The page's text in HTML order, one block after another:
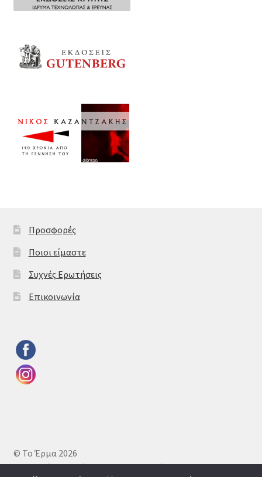
Προσφορές
Ποιοι είμαστε
Συχνές Ερωτήσεις
Επικοινωνία
© Το Έρμα 2026
Πολιτική απορρήτου
Δημιουργημένο με το